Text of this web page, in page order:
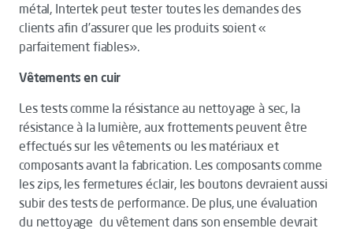
métal, Intertek peut tester toutes les demandes des
clients afin d’assurer que les produits soient «
parfaitement fiables».
Vêtements en cuir
Les tests comme la résistance au nettoyage à sec, la
résistance à la lumière, aux frottements peuvent être
effectués sur les vêtements ou les matériaux et
composants avant la fabrication. Les composants comme
les zips, les fermetures éclair, les boutons devraient aussi
subir des tests de performance. De plus, une évaluation
du nettoyage du vêtement dans son ensemble devrait